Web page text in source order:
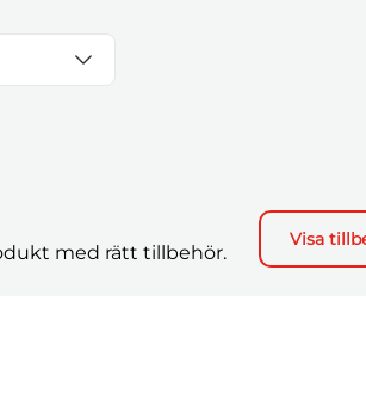
med rätt tillbehör.
Visa